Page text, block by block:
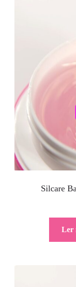
Silcare
Ler